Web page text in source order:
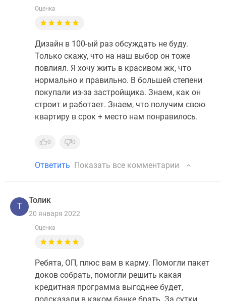
Оценка
Дизайн в 100-ый раз обсуждать не буду.
Только скажу, что на наш выбор он тоже
повлиял. Я хочу жить в красивом жк, что
нормально и правильно. В большей степени
покупали из-за застройщика. Знаем, как он
строит и работает. Знаем, что получим свою
квартиру в срок + место нам понравилось.
0 0
Ответить Показать все комментарии
Т
Толик
20 января 2022
Оценка
Ребята, ОП, плюс вам в карму. Помогли пакет
доков собрать, помогли решить какая
кредитная программа выгоднее будет,